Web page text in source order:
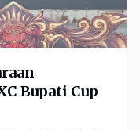
Bupati Cup